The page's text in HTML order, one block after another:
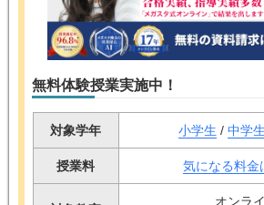
無料体験授業実施中！
対象学年 小学生 / 中学生
授業料 気になる料金
オンラ